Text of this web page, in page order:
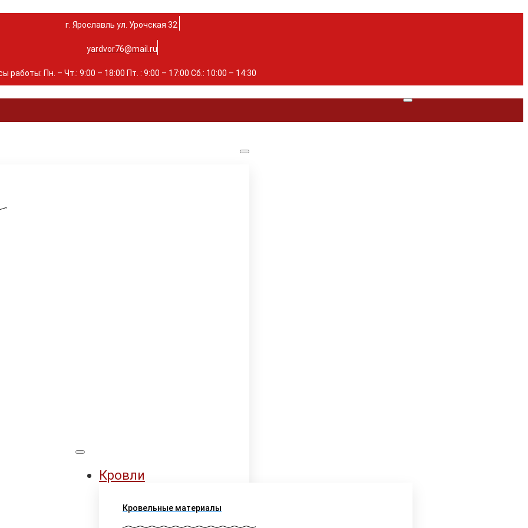
г. Ярославль ул. Урочская 32 ⁣⁣⁣⁣
yardvor76@mail.ru
работы: Пн. – Чт.: 9:00 – 18:00 Пт. : 9:00 – 17:00 Сб.: 10:00 – 14:30
Кровли
Кровельные материалы